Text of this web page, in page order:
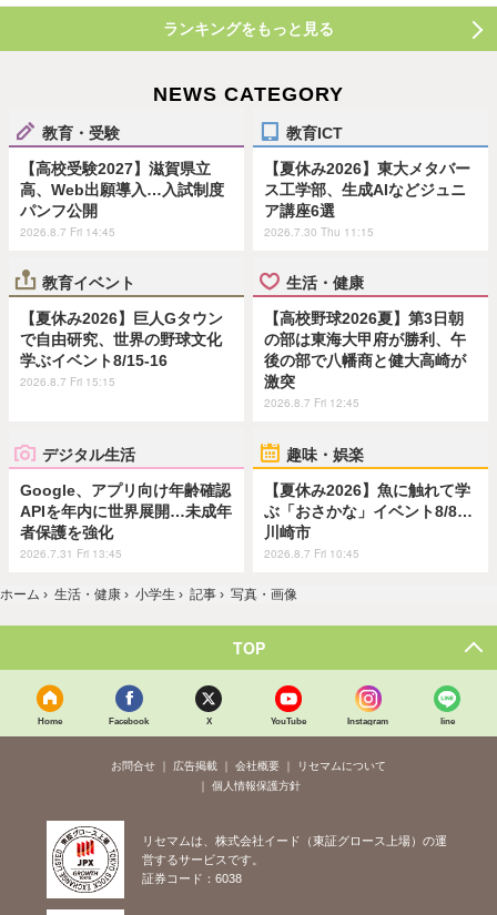
ランキングをもっと見る
NEWS CATEGORY
教育・受験
【高校受験2027】滋賀県立
高、Web出願導入…入試制度
パンフ公開
2026.8.7 Fri 14:45
教育ICT
【夏休み2026】東大メタバー
ス工学部、生成AIなどジュニ
ア講座6選
2026.7.30 Thu 11:15
教育イベント
【夏休み2026】巨人Gタウン
で自由研究、世界の野球文化
学ぶイベント8/15-16
2026.8.7 Fri 15:15
生活・健康
【高校野球2026夏】第3日朝
の部は東海大甲府が勝利、午
後の部で八幡商と健大高崎が
激突
2026.8.7 Fri 12:45
デジタル生活
Google、アプリ向け年齢確認
APIを年内に世界展開…未成年
者保護を強化
2026.7.31 Fri 13:45
趣味・娯楽
【夏休み2026】魚に触れて学
ぶ「おさかな」イベント8/8…
川崎市
2026.8.7 Fri 10:45
ホーム › 生活・健康 › 小学生 › 記事 › 写真・画像
TOP
Home Facebook X YouTube Instagram line
お問合せ 広告掲載 会社概要
リセマムについて
個人情報保護方針
リセマムは、株式会社イード（東証グロース上場）の運
営するサービスです。
証券コード：6038